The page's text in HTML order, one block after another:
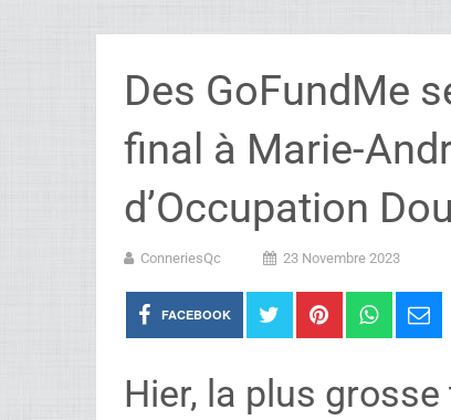
Des GoFundMe
final à Marie-
d’Occupation
ConneriesQc
Hier, la plus